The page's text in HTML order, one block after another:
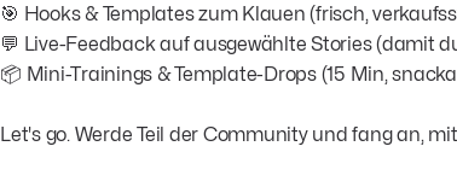
🎯 Hooks & Templates zum Klauen (frisch,
💬 Live-Feedback auf ausgewählte Stories (damit
📦 Mini-Trainings & Template-Drops (15 Min,
Let's go. Werde Teil der Community und fang an,